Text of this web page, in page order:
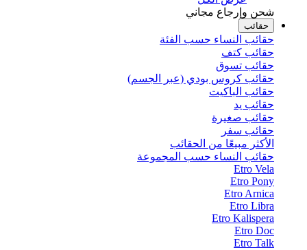
شحن وإرجاع مجاني
حقائب
حقائب النساء حسب الفئة
حقائب كتف
حقائب تسوق
حقائب كروس بودي (عبر الجسم)
حقائب الباكيت
حقائب يد
حقائب صغيرة
حقائب سفر
الأكثر مبيعًا من الحقائب
حقائب النساء حسب المجموعة
Etro Vela
Etro Pony
Etro Arnica
Etro Libra
Etro Kalispera
Etro Doc
Etro Talk